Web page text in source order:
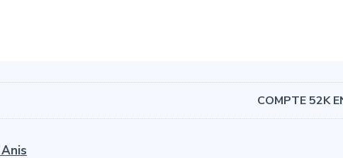
COMPTE 52K
Anis